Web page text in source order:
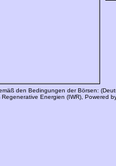
den Bedingungen der Börsen:
Energien (IWR), Powered